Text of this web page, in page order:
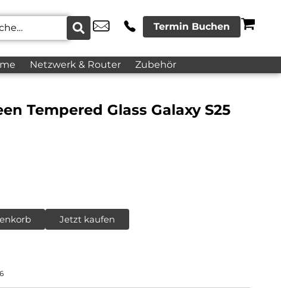
Termin Buchen
Netzwerk & Router Zubehör
Tempered Glass Galaxy S25
Jetzt kaufen